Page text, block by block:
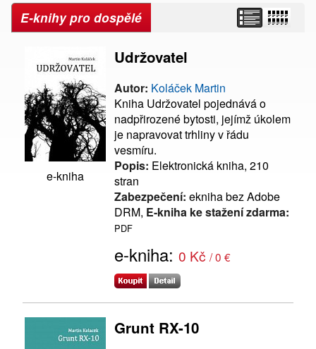
E-knihy pro dospělé
e-kniha
Udržovatel
Autor: Koláček Martin
Kniha Udržovatel pojednává o
nadpřirozené bytosti, jejímž úkolem
je napravovat trhliny v řádu
vesmíru.
Popis: Elektronická kniha, 210
stran
Zabezpečení: ekniha bez Adobe
DRM, E-kniha ke stažení zdarma:
PDF
e-kniha: 0 Kč / 0 €
Grunt RX-10